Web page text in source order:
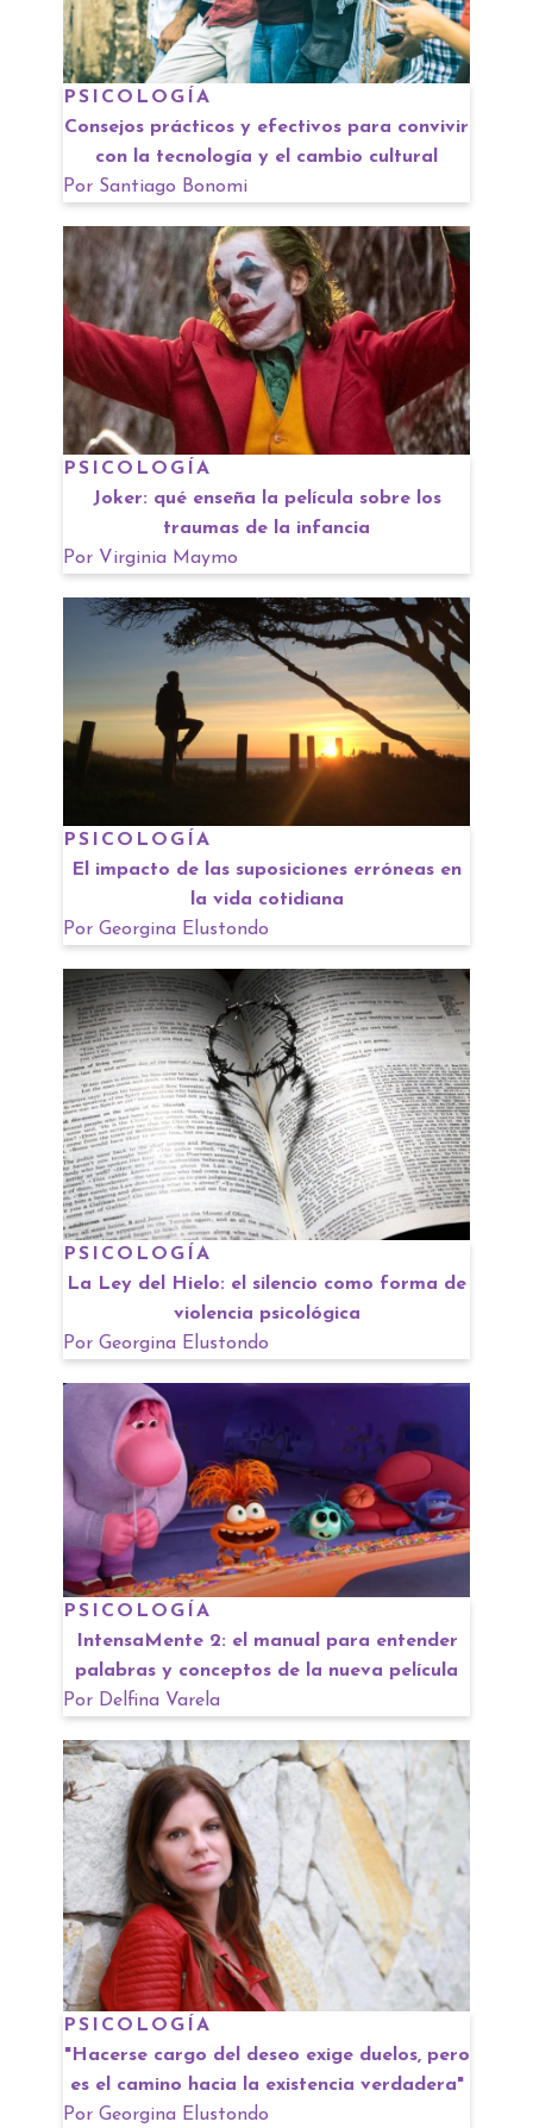
PSICOLOGÍA
Consejos prácticos y efectivos para convivir
con la tecnología y el cambio cultural
Por Santiago Bonomi
PSICOLOGÍA
Joker: qué enseña la película sobre los
traumas de la infancia
Por Virginia Maymo
PSICOLOGÍA
El impacto de las suposiciones erróneas en
la vida cotidiana
Por Georgina Elustondo
PSICOLOGÍA
La Ley del Hielo: el silencio como forma de
violencia psicológica
Por Georgina Elustondo
PSICOLOGÍA
IntensaMente 2: el manual para entender
palabras y conceptos de la nueva película
Por Delfina Varela
PSICOLOGÍA
"Hacerse cargo del deseo exige duelos, pero
es el camino hacia la existencia verdadera"
Por Georgina Elustondo